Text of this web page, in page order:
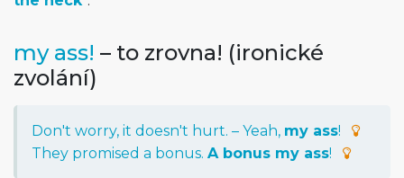
my ass! – to zrovna! (ironické
zvolání)
Don't worry, it doesn't hurt. – Yeah, my ass!
They promised a bonus. A bonus my ass!